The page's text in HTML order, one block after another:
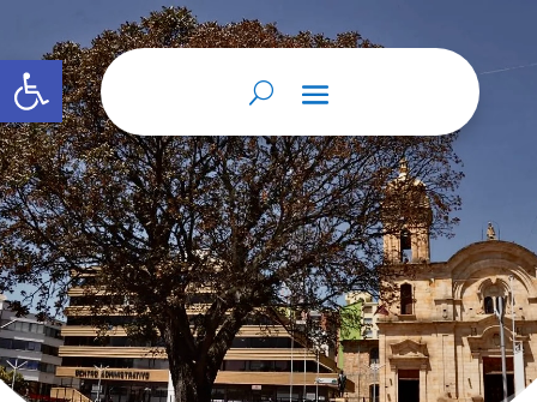
Abrir barra de herramientas
Home 9 Normatividad 9 Normatividad